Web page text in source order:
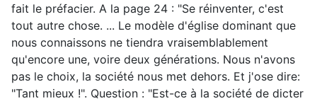
fait le préfacier. A la page 24 : "Se réinventer, c'est
tout autre chose. ... Le modèle d'église dominant que
nous connaissons ne tiendra vraisemblablement
qu'encore une, voire deux générations. Nous n'avons
pas le choix, la société nous met dehors. Et j'ose dire:
"Tant mieux !". Question : "Est-ce à la société de dicter